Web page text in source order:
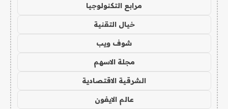
مرابع التكنولوجيا
خيال التقنية
شوف ويب
مجلة الاسهم
الشرقية الاقتصادية
عالم الايفون